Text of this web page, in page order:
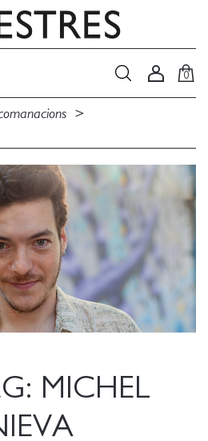
0
MICHEL